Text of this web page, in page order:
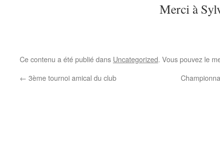
Merci à
Ce contenu a été publié dans Uncategorized. Vous pouvez le
← 3ème tournoi amical du club